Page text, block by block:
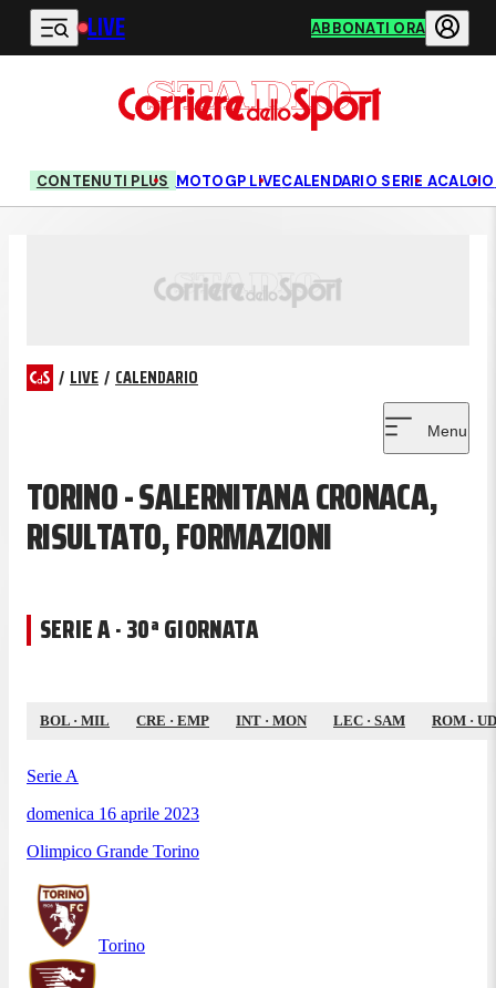
Vai al contenuto principale
LIVE ABBONATI ORA
CONTENUTI PLUS MOTOGP LIVECALENDARIO SERIE ACALCIO
/ LIVE / CALENDARIO
Menu
TORINO - SALERNITANA CRONACA,
RISULTATO, FORMAZIONI
SERIE A · 30ª GIORNATA
BOL · MIL CRE · EMP INT · MON LEC · SAM ROM ·
Serie A
domenica 16 aprile 2023
Olimpico Grande Torino
Torino